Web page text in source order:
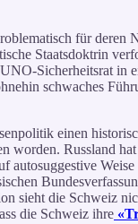
für deren
Staatsdoktrin
Sicherheitsrat in
schwaches
einen
Russland
autosuggestive
sieht die Schweiz
die Schweiz ihre